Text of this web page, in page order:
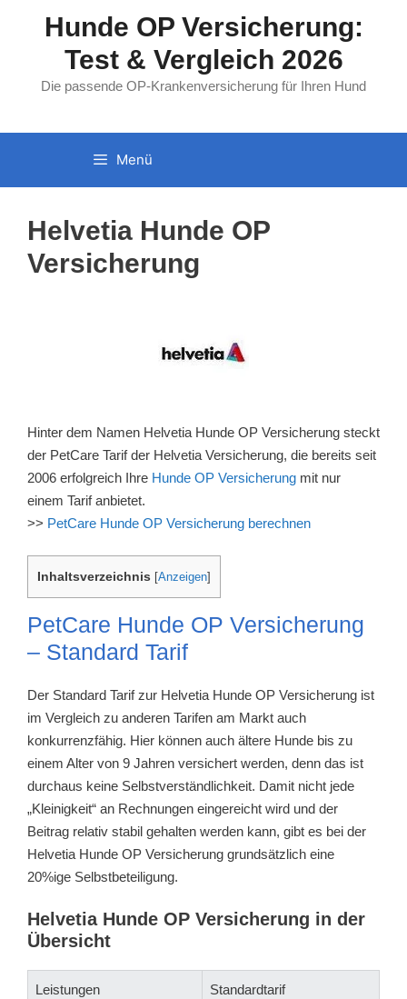
Hunde OP Versicherung:
Test & Vergleich 2026
Die passende OP-Krankenversicherung für Ihren Hund
Menü
Helvetia Hunde OP
Versicherung
Hinter dem Namen Helvetia Hunde OP Versicherung steckt
der PetCare Tarif der Helvetia Versicherung, die bereits seit
2006 erfolgreich Ihre Hunde OP Versicherung mit nur
einem Tarif anbietet.
>> PetCare Hunde OP Versicherung berechnen
Inhaltsverzeichnis [Anzeigen]
PetCare Hunde OP Versicherung
– Standard Tarif
Der Standard Tarif zur Helvetia Hunde OP Versicherung ist
im Vergleich zu anderen Tarifen am Markt auch
konkurrenzfähig. Hier können auch ältere Hunde bis zu
einem Alter von 9 Jahren versichert werden, denn das ist
durchaus keine Selbstverständlichkeit. Damit nicht jede
„Kleinigkeit“ an Rechnungen eingereicht wird und der
Beitrag relativ stabil gehalten werden kann, gibt es bei der
Helvetia Hunde OP Versicherung grundsätzlich eine
20%ige Selbstbeteiligung.
Helvetia Hunde OP Versicherung in der
Übersicht
Leistungen Standardtarif